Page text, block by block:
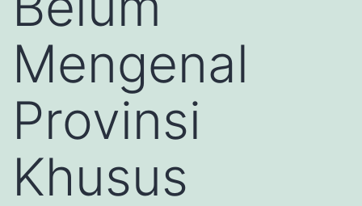
Mengenal
Provinsi
Khusus